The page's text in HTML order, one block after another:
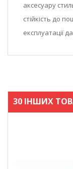
аксесуару
стійкість до
експлуатації
30 ІНШИХ